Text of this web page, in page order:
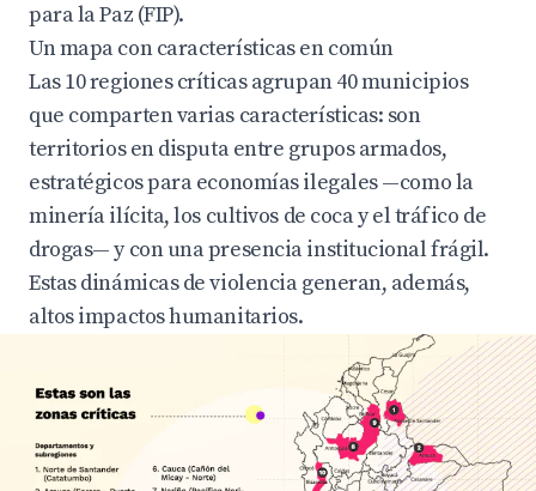
para la Paz (FIP).
Un mapa con características en común
Las 10 regiones críticas agrupan 40 municipios
que comparten varias características: son
territorios en disputa entre grupos armados,
estratégicos para economías ilegales —como la
minería ilícita, los cultivos de coca y el tráfico de
drogas— y con una presencia institucional frágil.
Estas dinámicas de violencia generan, además,
altos impactos humanitarios.